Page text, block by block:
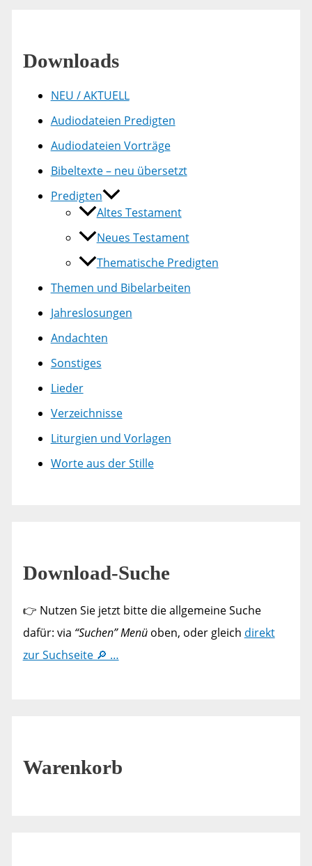
Downloads
NEU / AKTUELL
Audiodateien Predigten
Audiodateien Vorträge
Bibeltexte – neu übersetzt
Predigten
Altes Testament
Neues Testament
Thematische Predigten
Themen und Bibelarbeiten
Jahreslosungen
Andachten
Sonstiges
Lieder
Verzeichnisse
Liturgien und Vorlagen
Worte aus der Stille
Download-Suche
👉 Nutzen Sie jetzt bitte die allgemeine Suche
dafür: via “Suchen” Menüoben, oder gleich direkt
zur Suchseite 🔎 …
Warenkorb